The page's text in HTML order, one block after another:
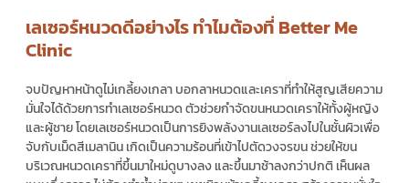
เลเซอร์หนวดดีอย่างไร ทำไมต้องที่ Better Me
Clinic
จบปัญหาหน้าดูไม่เกลี้ยงเกลา บอกลาหนวดและเคราที่ทำให้สูญเสียความ
มั่นใจได้ด้วยการทำเลเซอร์หนวดตัวช่วยกำจัดขนหนวดเคราให้ทั้งผู้หญิง
และผู้ชาย โดยเลเซอร์หนวดเป็นการยิงพลังงานเลเซอร์ลงไปในชั้นผิวเพื่อ
จับกับเม็ดสีเมลานิน เกิดเป็นความร้อนที่เข้าไปตัดวงจรขน ช่วยให้ขน
บริเวณหนวดเคราที่ขึ้นมาใหม่ดูบางลง และขึ้นมาช้าลงกว่าปกติ เห็นผล